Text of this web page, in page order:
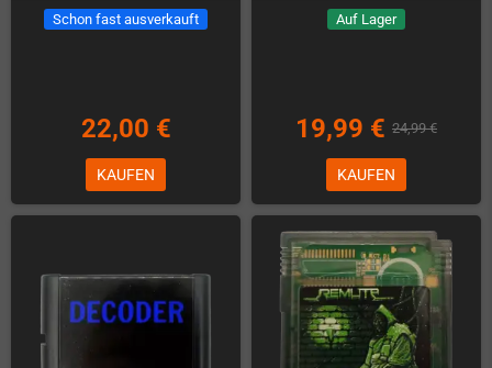
Schon fast ausverkauft
22,00 €
KAUFEN
Auf Lager
19,99 € 24,99 €
KAUFEN